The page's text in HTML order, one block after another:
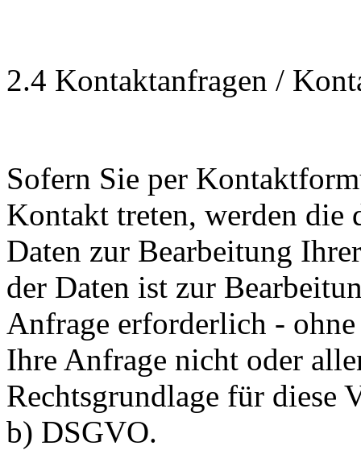
2.4 Kontaktanfragen /
Sofern Sie per
Kontakt treten, werden die
Daten zur Bearbeitung
der Daten ist zur
Anfrage erforderlich -
Ihre Anfrage nicht oder
Rechtsgrundlage für diese
b) DSGVO.